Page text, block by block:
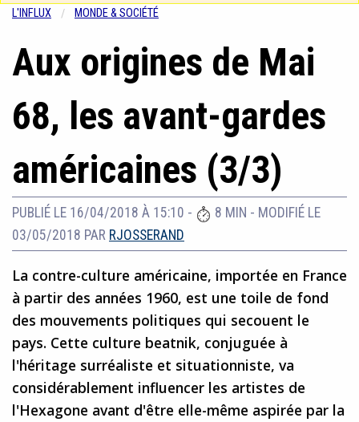
L'INFLUX MONDE & SOCIÉTÉ
Aux origines de Mai
68, les avant-gardes
américaines (3/3)
PUBLIÉ LE 16/04/2018 À 15:10 - 8 MIN - MODIFIÉ LE
03/05/2018 PAR RJOSSERAND
La contre-culture américaine, importée en France
à partir des années 1960, est une toile de fond
des mouvements politiques qui secouent le
pays. Cette culture beatnik, conjuguée à
l'héritage surréaliste et situationniste, va
considérablement influencer les artistes de
l'Hexagone avant d'être elle-même aspirée par la